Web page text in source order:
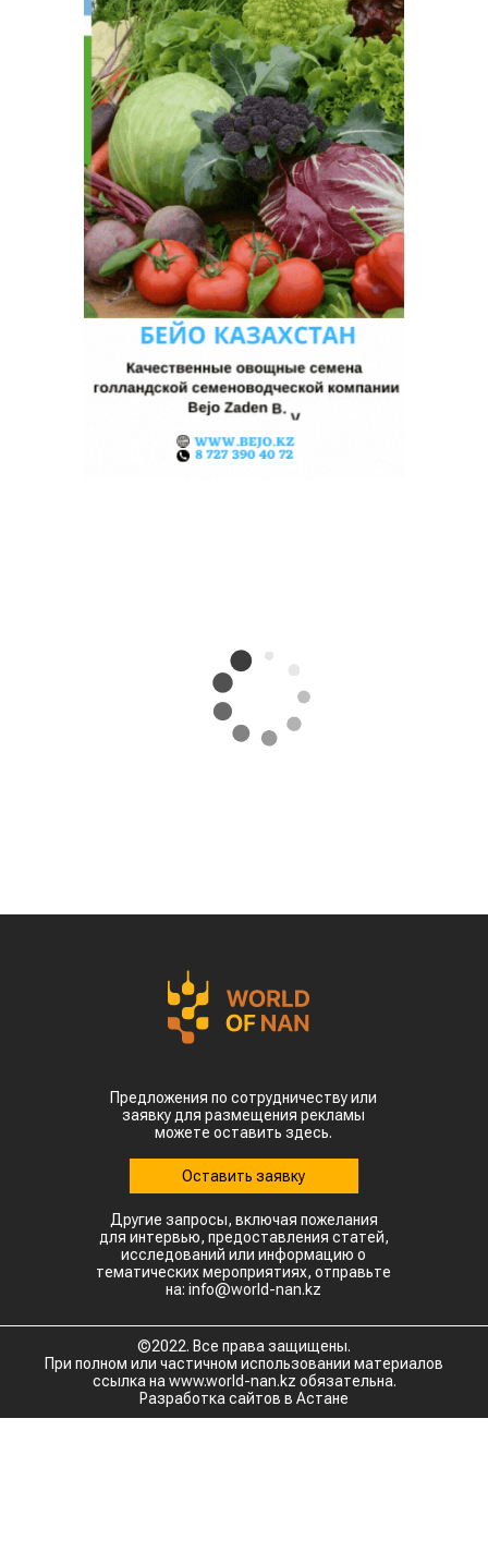
Предложения по сотрудничеству или
заявку для размещения рекламы
можете оставить здесь.
Оставить заявку
Другие запросы, включая пожелания
для интервью, предоставления статей,
исследований или информацию о
тематических мероприятиях, отправьте
на: info@world-nan.kz
©2022. Все права защищены.
При полном или частичном использовании материалов
ссылка на www.world-nan.kz обязательна.
Разработка сайтов в Астане